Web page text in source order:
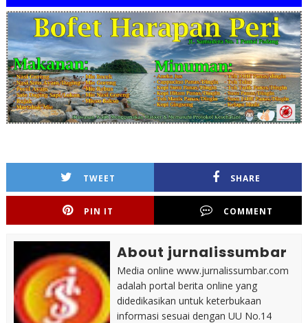
TWEET SHARE
PIN IT COMMENT
About jurnalissumbar
Media online www.jurnalissumbar.com
adalah portal berita online yang
didedikasikan untuk keterbukaan
informasi sesuai dengan UU No.14